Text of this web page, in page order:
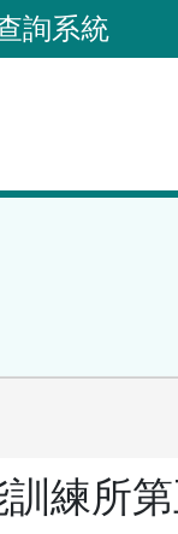
詢系統
練所